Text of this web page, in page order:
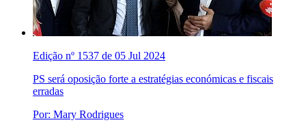
Edição nº 1537 de 05 Jul 2024
PS será oposição forte a estratégias económicas e fiscais
erradas
Por: Mary Rodrigues